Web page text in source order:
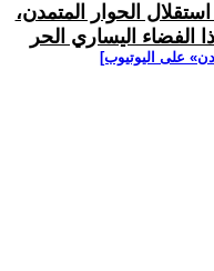
الحوار المتمدن،
الفضاء اليساري الحر
على اليوتيوب]